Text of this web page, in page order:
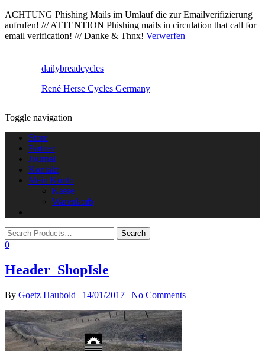
ACHTUNG Phishing Mails im Umlauf die zur Emailverifizierung
aufrufen! /// ATTENTION Phishing mails in circulation that call for
email verification! /// Danke & Thnx! Verwerfen
dailybreadcycles
René Herse Cycles Germany
Toggle navigation
Store
Partner
Journal
Kontakt
Mein Konto
Kasse
Warenkorb
0
Header_ShopIsle
By Goetz Haubold | 14/01/2017 | No Comments |